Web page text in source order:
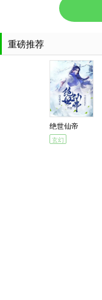
重磅推荐
绝世仙帝
玄幻